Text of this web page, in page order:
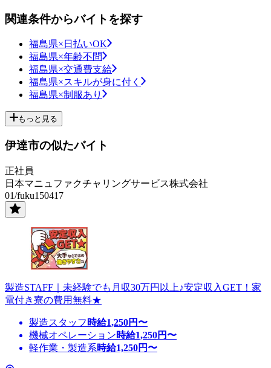
関連条件からバイトを探す
福島県×日払いOK
福島県×年齢不問
福島県×交通費支給
福島県×スキルが身に付く
福島県×制服あり
もっと見る
伊達市の似たバイト
正社員
日本マニュファクチャリングサービス株式会社
01/fuku150417
製造STAFF｜未経験でも月収30万円以上♪安定収入GET！家
電付き寮の費用無料★
製造スタッフ 時給1,250円〜
機械オペレーション時給1,250円〜
軽作業・製造系時給1,250円〜